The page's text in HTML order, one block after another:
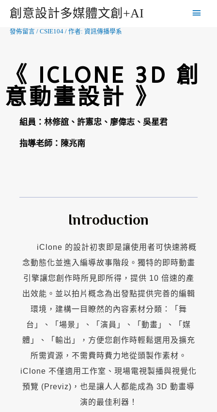
創意設計多媒體文創+AI
發佈留言 / CSIE104 / 作者: 資訊傳播學系
《 ICLONE 3D 創
意動畫設計 》
組員：林修誼、許憲忠、廖偉志、吳星君
指導老師：陳兆南
Introduction
iClone 的設計初衷即是讓使用者可快速將概
念動態化並進入編導故事階段。獨特的即時動畫
引擎讓您創作時所見即所得，提供 10 倍速的產
出效能。並以拍片概念為出發點提供完善的編輯
環境，建構一目瞭然的內容素材分類：「舞
台」、「場景」、「演員」、「動畫」、「媒
體」、「輸出」，方便您創作時輕鬆選用及擴充
所需資源，不需費時費力地從頭製作素材。
iClone 不僅適用工作室、現場電視製播與視覺化
預覽 (Previz)，也是讓人人都能成為 3D 動畫導
演的最佳利器！